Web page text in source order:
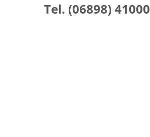
Tel. (06898) 41000